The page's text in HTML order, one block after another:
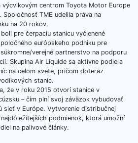
centrom Toyota Motor Europe
Spoločnosť TME udelila práva na
na 20 rokov.
pre čerpaciu stanicu vyčlenené
európskeho podniku pre
verejné partnerstvo na podporu
Skupina Air Liquide sa aktívne podieľa
na celom svete, pričom doteraz
staníc.
že v roku 2015 otvorí stanice v
– čím plní svoj záväzok vybudovať
sieť v Európe. Vytvorenie distribučnej
podmienok, ktorá umožní
na palivové články.